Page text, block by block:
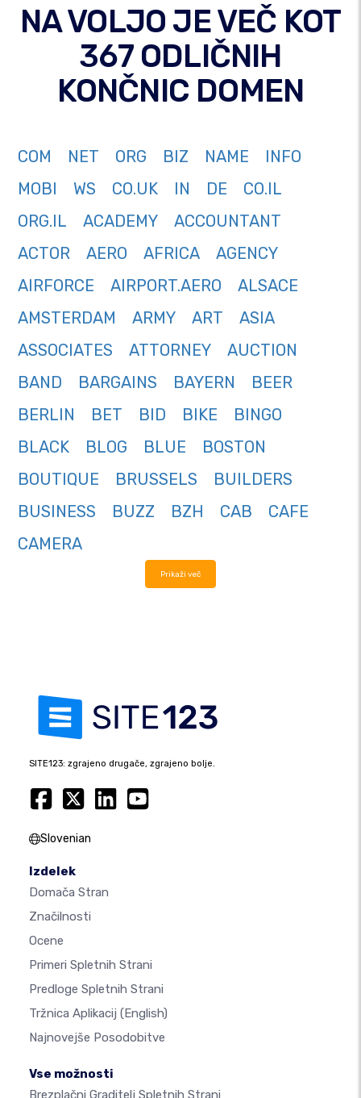
NA VOLJO JE VEČ KOT
367 ODLIČNIH
KONČNIC DOMEN
COM NET ORG BIZ NAME
INFO
MOBI
WS CO.UK IN DE
CO.IL
ORG.IL
ACADEMY
ACCOUNTANT
ACTOR
AERO AFRICA
AGENCY
AIRFORCE
AIRPORT.AERO
ALSACE
AMSTERDAM
ARMY ART
ASIA
ASSOCIATES
ATTORNEY
AUCTION
BAND
BARGAINS BAYERN
BEER
BERLIN
BET BID BIKE
BINGO
BLACK
BLOG BLUE
BOSTON
BOUTIQUE
BRUSSELS
BUILDERS
BUSINESS
BUZZ BZH CAB
CAFE
CAMERA
Prikaži več
SITE123: zgrajeno drugače, zgrajeno bolje.
Slovenian
Izdelek
Domača Stran
Značilnosti
Ocene
Primeri Spletnih Strani
Predloge Spletnih Strani
Tržnica Aplikacij (English)
Najnovejše Posodobitve
Vse možnosti
Brezplačni Graditelj Spletnih Strani